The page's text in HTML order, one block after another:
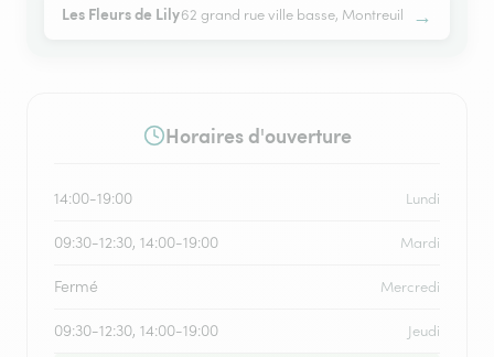
Les Fleurs de Lily62 grand rue ville basse, Montreuil →
Horaires d'ouverture
14:00-19:00 Lundi
09:30-12:30, 14:00-19:00 Mardi
Fermé Mercredi
09:30-12:30, 14:00-19:00 Jeudi